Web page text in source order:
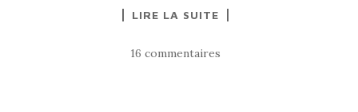
LIRE LA SUITE
16 commentaires